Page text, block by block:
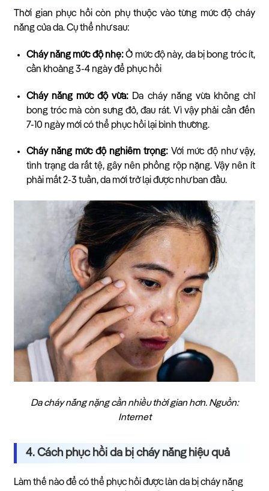
Thời gian phục hồi còn phụ thuộc vào từng mức độ cháy
nắng của da. Cụ thể như sau:
Cháy nắng mức độ nhẹ:Ở mức độ này, da bị bong tróc ít,
cần khoảng 3-4 ngày để phục hồi
Cháy nắng mức độ vừa: Da cháy nắng vừa không chỉ
bong tróc mà còn sưng đỏ, đau rát. Vì vậy phải cần đến
7-10 ngày mới có thể phục hồi lại bình thường.
Cháy nắng mức độ nghiêm trọng: Với mức độ như vậy,
tình trạng da rất tệ, gây nên phồng rộp nặng. Vậy nên ít
phải mất 2-3 tuần, da mới trở lại được như ban đầu.
Da cháy nắng nặng cần nhiều thời gian hơn. Nguồn:
Internet
4. Cách phục hồi da bị cháy nắng hiệu quả
Làm thế nào để có thể phục hồi được làn da bị cháy nắng